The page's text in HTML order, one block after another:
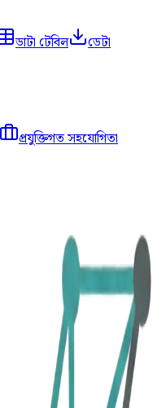
ডাটা টেবিল
ডেটা
প্রযুক্তিগত সহযোগিতা